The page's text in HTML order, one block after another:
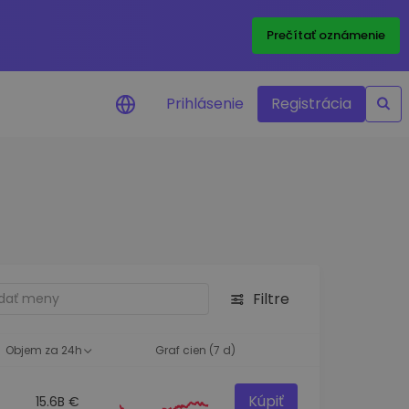
Prečítať oznámenie
príležitosti
pre optimálny
Prihlásenie Registrácia
Filtre
Objem za 24h Graf cien (7 d)
15.6B € Kúpiť